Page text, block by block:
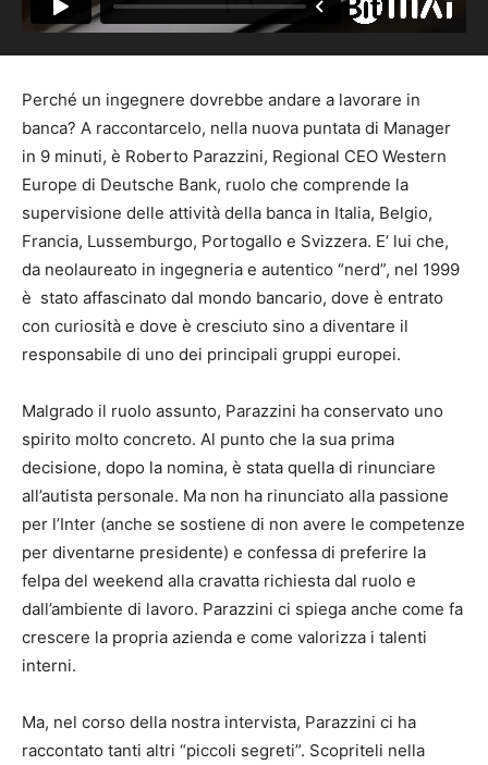
Perché un ingegnere dovrebbe andare a lavorare in
banca? A raccontarcelo, nella nuova puntata di Manager
in 9 minuti, è Roberto Parazzini, Regional CEO Western
Europe di Deutsche Bank, ruolo che comprende la
supervisione delle attività della banca in Italia, Belgio,
Francia, Lussemburgo, Portogallo e Svizzera. E’ lui che,
da neolaureato in ingegneria e autentico “nerd”, nel 1999
è stato affascinato dal mondo bancario, dove è entrato
con curiosità e dove è cresciuto sino a diventare il
responsabile di uno dei principali gruppi europei.
Malgrado il ruolo assunto, Parazzini ha conservato uno
spirito molto concreto. Al punto che la sua prima
decisione, dopo la nomina, è stata quella di rinunciare
all’autista personale. Ma non ha rinunciato alla passione
per l’Inter (anche se sostiene di non avere le competenze
per diventarne presidente) e confessa di preferire la
felpa del weekend alla cravatta richiesta dal ruolo e
dall’ambiente di lavoro. Parazzini ci spiega anche come fa
crescere la propria azienda e come valorizza i talenti
interni.
Ma, nel corso della nostra intervista, Parazzini ci ha
raccontato tanti altri “piccoli segreti”. Scopriteli nella